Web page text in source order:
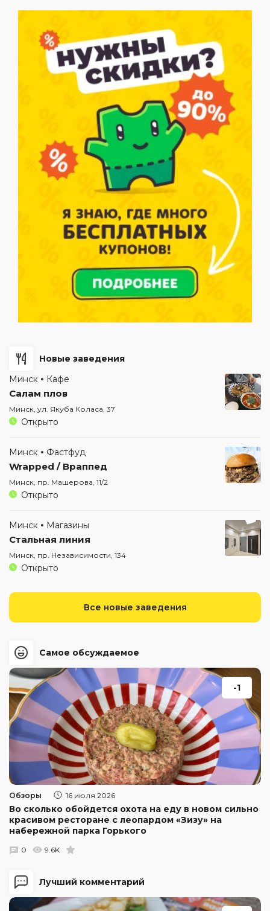
Новые заведения
Минск
Кафе
Салам плов
Минск, ул. Якуба Коласа, 37
Открыто
Минск Фастфуд
Wrapped / Враппед
Минск, пр. Машерова, 11/2
Открыто
Минск Магазины
Стальная линия
Минск, пр. Независимости, 134
Открыто
Все новые заведения
Лучший комментарий
Самое обсуждаемое
-1
Обзоры 16 июля 2026
Во сколько обойдется охота на еду в новом сильно
красивом ресторане с леопардом «Зизу» на
набережной парка Горького
0 9.6K